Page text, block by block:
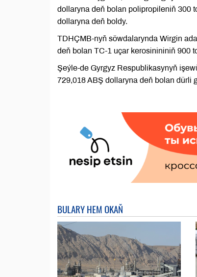
dollaryna deň bolan polipropileniň 300
dollaryna deň boldy.
TDHÇMB-nyň söwdalarynda Wirgin
deň bolan TC-1 uçar kerosinininiň 900
Şeýle-de Gyrgyz Respublikasynyň
729,018 ABŞ dollaryna deň bolan dürli
BULARY HEM OKAŇ